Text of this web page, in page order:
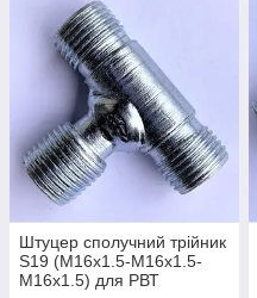
Штуцер сполучний трійник
S19 (М16х1.5-М16х1.5-
М16х1.5) для РВТ